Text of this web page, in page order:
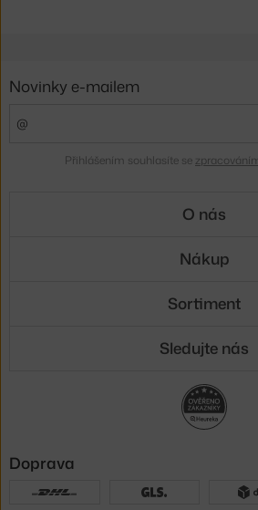
Novinky e-mailem
Přihlášením souhlasíte se
O nás
Nákup
Sortiment
Sledujte nás
Doprava